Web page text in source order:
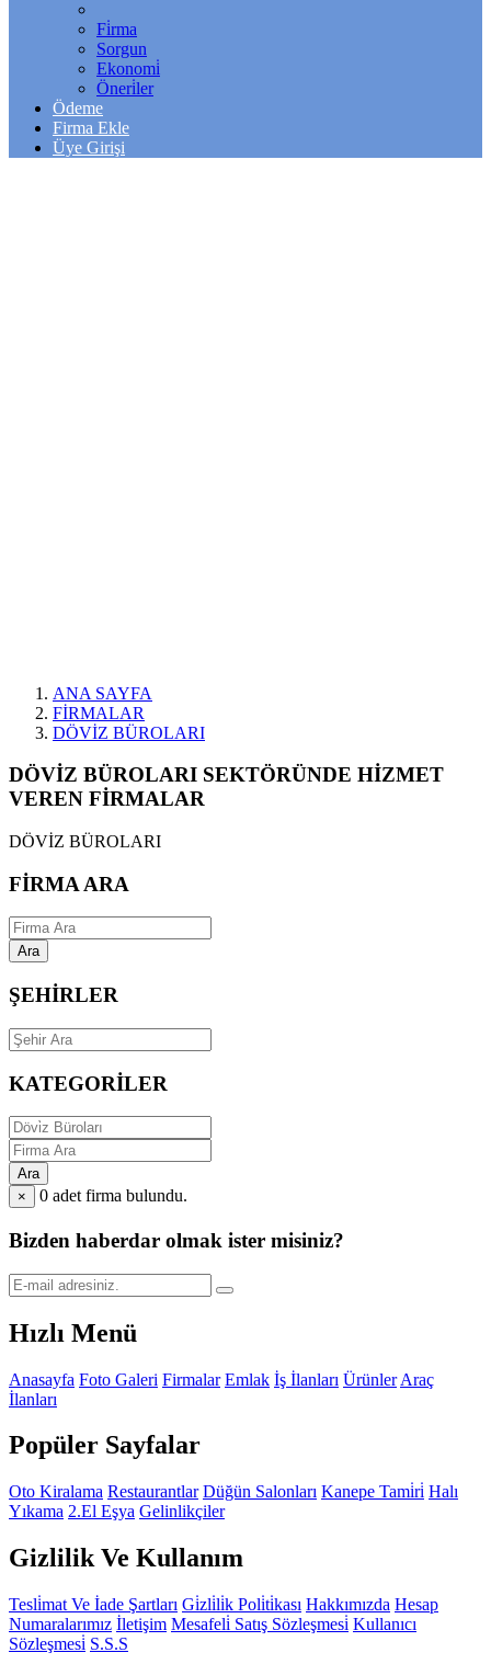
Fi̇rma
Sorgun
Ekonomi̇
Öneri̇ler
Ödeme
Firma Ekle
Üye Girişi
ANA SAYFA
FİRMALAR
DÖVİZ BÜROLARI
DÖVİZ BÜROLARI SEKTÖRÜNDE HİZMET
VEREN FİRMALAR
DÖVİZ BÜROLARI
FİRMA ARA
Ara
ŞEHİRLER
KATEGORİLER
Ara
×
0 adet firma bulundu.
Bizden haberdar olmak ister misiniz?
Hızlı Menü
Anasayfa Foto Galeri Firmalar Emlak İş İlanları Ürünler Araç
İlanları
Popüler Sayfalar
Oto Kiralama Restaurantlar Düğün Salonları Kanepe Tami̇ri̇ Halı
Yıkama 2.El Eşya Gelinlikçiler
Gizlilik Ve Kullanım
Tesli̇mat Ve İade Şartları Gi̇zli̇li̇k Poli̇ti̇kası Hakkımızda Hesap
Numaralarımız İletişim Mesafeli̇ Satış Sözleşmesi̇ Kullanıcı
Sözleşmesi̇ S.S.S